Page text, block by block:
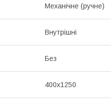
Механічне (ручне)
Внутрішні
Без
400х1250